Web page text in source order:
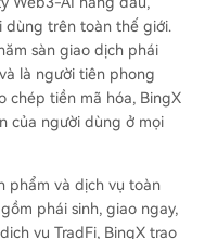
dùng trên toàn thế giới.
sàn giao dịch phái
là người tiên phong
chép tiền mã hóa, BingX
của người dùng ở mọi
phẩm và dịch vụ toàn
phái sinh, giao ngay,
vụ TradFi, BingX trao